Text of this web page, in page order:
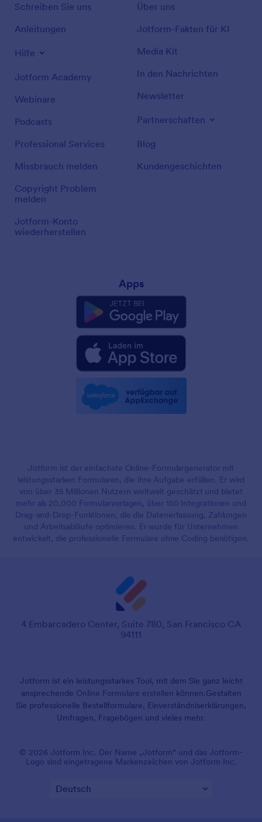
Schreiben Sie uns
Anleitungen
Hilfe
Jotform Academy
Webinare
Podcasts
Professional Services
Missbrauch melden
Copyright Problem
melden
Jotform-Konto
wiederherstellen
Über uns
Jotform-Fakten für KI
Media Kit
In den Nachrichten
Newsletter
Partnerschaften
Blog
Kundengeschichten
Apps
Jotform ist der einfachste Online-Formulargenerator mit
leistungsstarken Formularen, die ihre Aufgabe erfüllen. Er wird
von über 35 Millionen Nutzern weltweit geschätzt und bietet
mehr als 20,000 Formularvorlagen, über 150 Integrationen und
Drag-and-Drop-Funktionen, die die Datenerfassung, Zahlungen
und Arbeitsabläufe optimieren. Er wurde für Unternehmen
entwickelt, die professionelle Formulare ohne Coding benötigen.
4 Embarcadero Center, Suite 780, San Francisco CA
94111
Jotform ist ein leistungsstarkes Tool, mit dem Sie ganz leicht
ansprechende Online Formulare erstellen können.Gestalten
Sie professionelle Bestellformulare, Einverständniserklärungen,
Umfragen, Fragebögen und vieles mehr.
© 2026 Jotform Inc. Der Name „Jotform“ und das Jotform-
Logo sind eingetragene Markenzeichen von Jotform Inc.